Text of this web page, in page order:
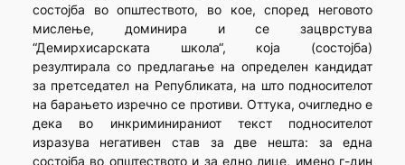
состојба во општеството, во кое, според неговото
мислење, доминира и се зацврстува
“Демирхисарската школа“, која (состојба)
резултирала со предлагање на определен кандидат
за претседател на Републиката, на што подносителот
на барањето изречно се противи. Оттука, очигледно е
дека во инкриминираниот текст подносителот
изразува негативен став за две нешта: за една
состојба во општеството и за едно лице, имено г-дин